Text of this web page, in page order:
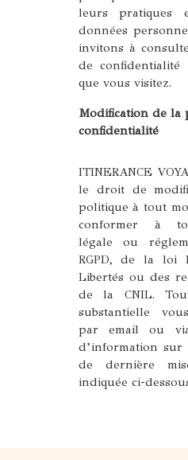
leurs pratiques
données
invitons à
de confidentialité
que vous visitez.
Modification de la
confidentialité
ITINERANCE
le droit de
politique à tout
conformer à
légale ou
RGPD, de la loi
Libertés ou des
de la CNIL.
substantielle
par email ou
d’information
de dernière
indiquée ci-